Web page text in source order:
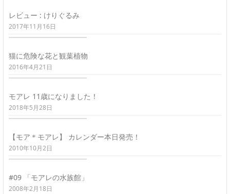
レビュー : けりぐるみ
2017年11月16日
猫に危険な花と観葉植物
2016年4月21日
モアレ 11歳になりました！
2018年5月28日
【モア＊モアレ】 カレンダー本日発売！
2010年10月2日
#09 「モアレの水族館」
2008年2月18日